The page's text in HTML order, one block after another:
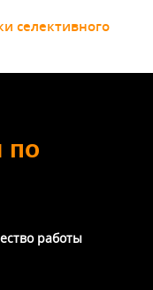
селективного
по
работы